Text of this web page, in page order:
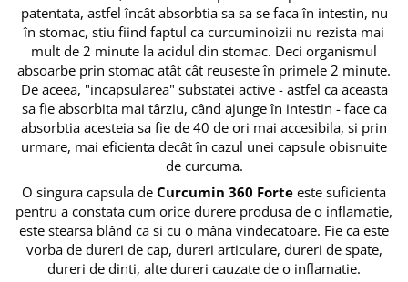
Bauturi vegetale
Orez, Faina si Premixuri
Ulei, otet
Produse din carne
Sosuri, Ketchup bio
Pudre si prafuri
Supe
Conserve, Pateuri, creme
tartinabile
Masline
Leguminoase si seminte
Fermenti si gelifianti
patentata, astfel încât absorbtia sa sa se faca în intestin, nu
în stomac, stiu fiind faptul ca curcuminoizii nu rezista mai
mult de 2 minute la acidul din stomac. Deci organismul
absoarbe prin stomac atât cât reuseste în primele 2 minute.
De aceea, "incapsularea" substatei active - astfel ca aceasta
sa fie absorbita mai târziu, când ajunge în intestin - face ca
absorbtia acesteia sa fie de 40 de ori mai accesibila, si prin
urmare, mai eficienta decât în cazul unei capsule obisnuite
de curcuma.
O singura capsula de Curcumin 360 Forte este suficienta
pentru a constata cum orice durere produsa de o inflamatie,
este stearsa blând ca si cu o mâna vindecatoare. Fie ca este
vorba de dureri de cap, dureri articulare, dureri de spate,
dureri de dinti, alte dureri cauzate de o inflamatie.